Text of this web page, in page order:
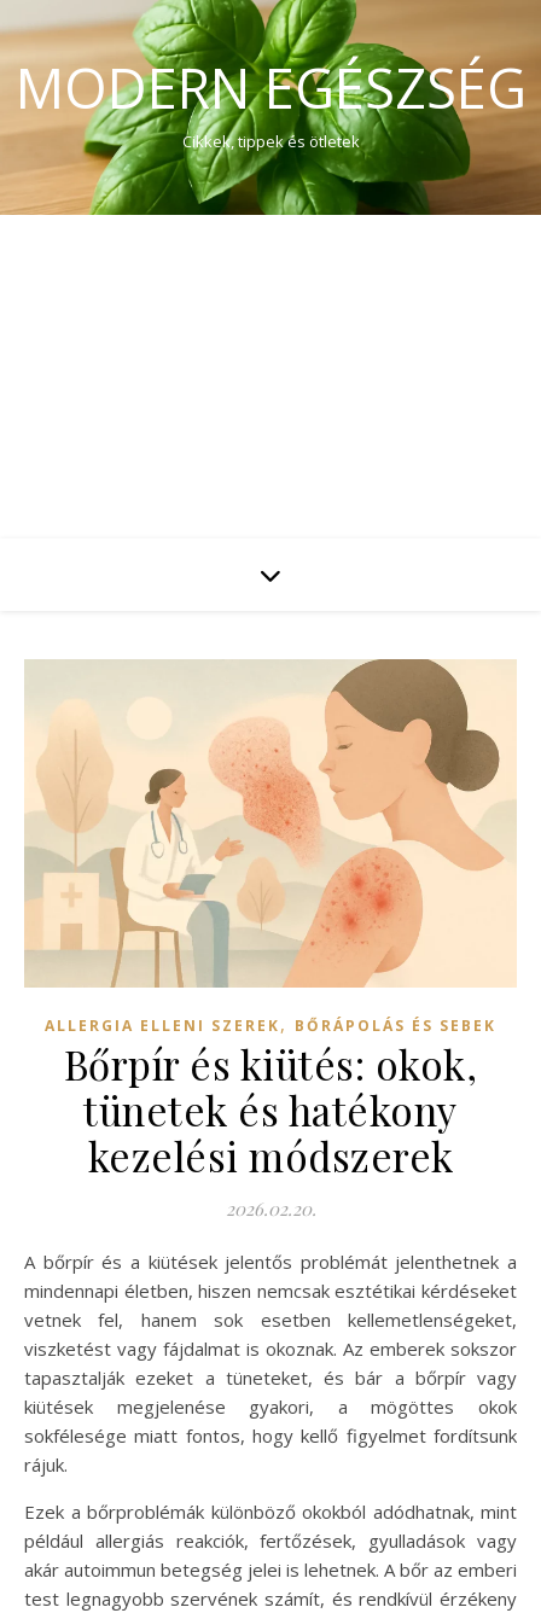
MODERN EGÉSZSÉG
Cikkek, tippek és ötletek
ALLERGIA ELLENI SZEREK, BŐRÁPOLÁS ÉS SEBEK
Bőrpír és kiütés: okok,
tünetek és hatékony
kezelési módszerek
2026.02.20.
A bőrpír és a kiütések jelentős problémát jelenthetnek a
mindennapi életben, hiszen nemcsak esztétikai kérdéseket
vetnek fel, hanem sok esetben kellemetlenségeket,
viszketést vagy fájdalmat is okoznak. Az emberek sokszor
tapasztalják ezeket a tüneteket, és bár a bőrpír vagy
kiütések megjelenése gyakori, a mögöttes okok
sokfélesége miatt fontos, hogy kellő figyelmet fordítsunk
rájuk.
Ezek a bőrproblémák különböző okokból adódhatnak, mint
például allergiás reakciók, fertőzések, gyulladások vagy
akár autoimmun betegség jelei is lehetnek. A bőr az emberi
test legnagyobb szervének számít, és rendkívül érzékeny